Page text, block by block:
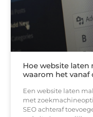
Hoe website laten
waarom het vanaf
Een website laten
met
SEO achteraf